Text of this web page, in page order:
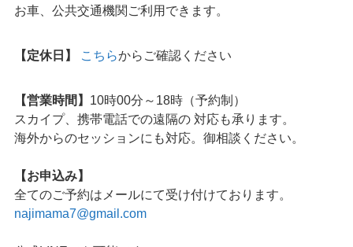
お車、公共交通機関ご利用できます。
【定休日】 こちらからご確認ください
【営業時間】 10時00分～18時（予約制）
スカイプ、携帯電話での遠隔の 対応も承ります。
海外からのセッションにも対応。御相談ください。
【お申込み】
全てのご予約はメールにて受け付けております。
najimama7@gmail.com